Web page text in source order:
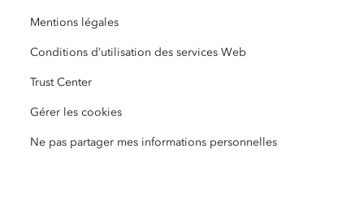
Esri Store
Esri Press
Dictionnaire SIG
Code de conduite professionnelle
Plan du site
Enseignement
Égalité raciale
Mentions légales
Conditions d’utilisation des services Web
Trust Center
Gérer les cookies
Ne pas partager mes informations personnelles